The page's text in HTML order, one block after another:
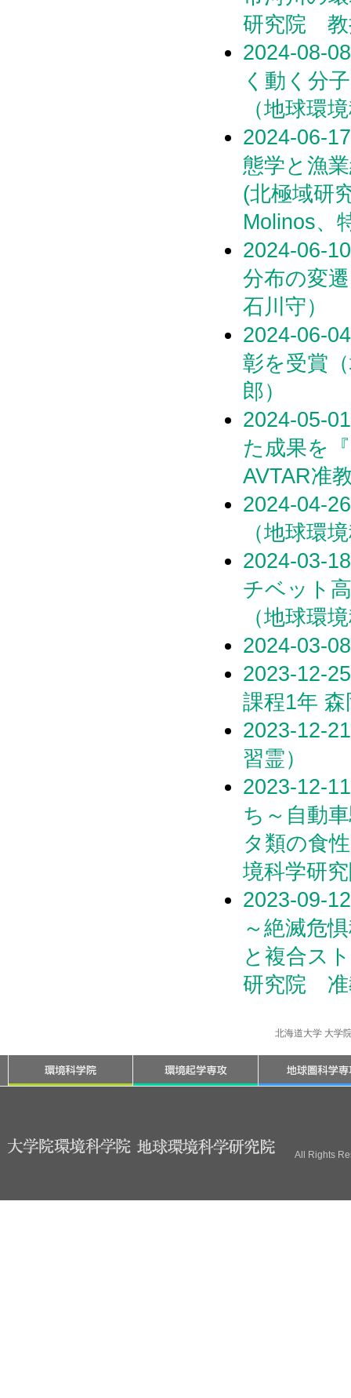
研究院
2024-08-
く動く分
（地球環
2024-06-
態学と漁
(北極域研
Molinos、
2024-06-
分布の変
石川守）
2024-06-
彰を受賞
郎）
2024-05-
た成果を
AVTAR准
2024-04-
（地球環
2024-03-
チベット
（地球環
2024-03-
2023-12-
課程1年
2023-12-
習霊）
2023-12-
ち～自動
タ類の食
境科学研
2023-09-
～絶滅危
と複合ス
研究院 准
北海道大学 大学
All Rights